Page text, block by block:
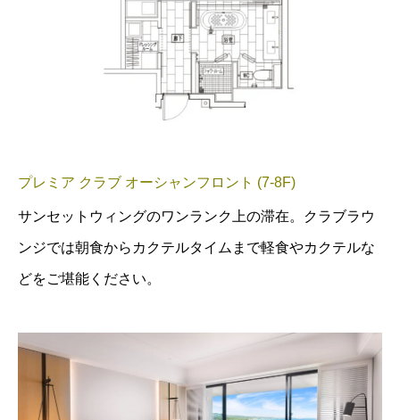
プレミア クラブ オーシャンフロント (7-8F)
サンセットウィングのワンランク上の滞在。クラブラウ
ンジでは朝食からカクテルタイムまで軽食やカクテルな
どをご堪能ください。